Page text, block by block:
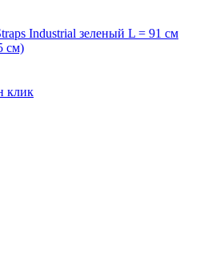
Industrial зеленый L = 91 см
см)
клик